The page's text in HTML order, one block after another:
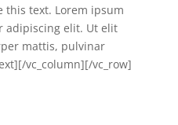
this text. Lorem ipsum
adipiscing elit. Ut elit
mattis, pulvinar
vc_column][/vc_row]